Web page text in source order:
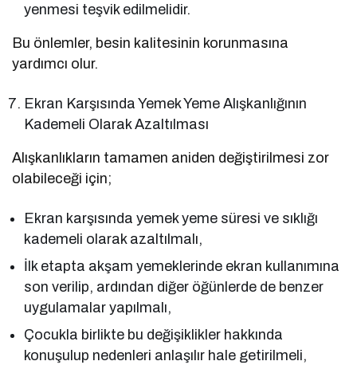
yenmesi teşvik edilmelidir.
Bu önlemler, besin kalitesinin korunmasına
yardımcı olur.
Ekran Karşısında Yemek Yeme Alışkanlığının
Kademeli Olarak Azaltılması
Alışkanlıkların tamamen aniden değiştirilmesi zor
olabileceği için;
Ekran karşısında yemek yeme süresi ve sıklığı
kademeli olarak azaltılmalı,
İlk etapta akşam yemeklerinde ekran kullanımına
son verilip, ardından diğer öğünlerde de benzer
uygulamalar yapılmalı,
Çocukla birlikte bu değişiklikler hakkında
konuşulup nedenleri anlaşılır hale getirilmeli,